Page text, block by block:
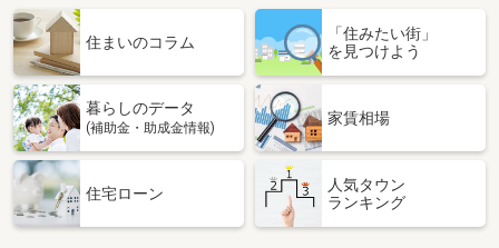
住まいのコラム
「住みたい街」
を見つけよう
暮らしのデータ
(補助金・助成金情報)
家賃相場
住宅ローン
人気タウン
ランキング